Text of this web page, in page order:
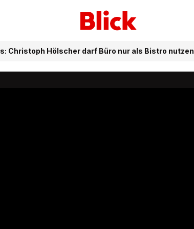
Christoph Hölscher darf Büro nur als Bistro nutzen